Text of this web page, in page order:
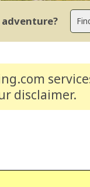
disclaimer.